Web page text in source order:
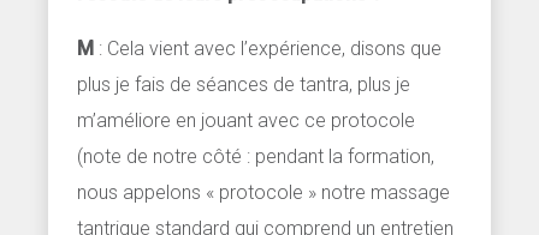
M : Cela vient avec l’expérience, disons que
plus je fais de séances de tantra, plus je
m’améliore en jouant avec ce protocole
(note de notre côté : pendant la formation,
nous appelons « protocole » notre massage
tantrique standard qui comprend un entretien